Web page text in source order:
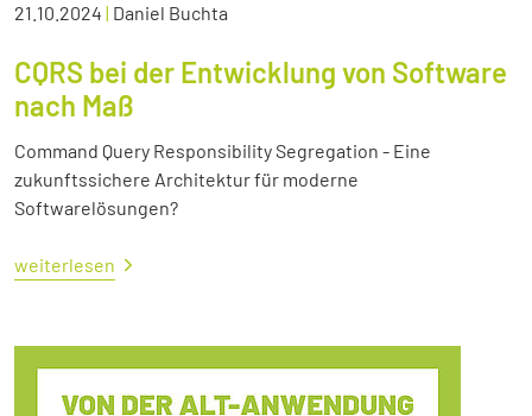
21.10.2024 | Daniel Buchta
CQRS bei der Entwicklung von Software
nach Maß
Command Query Responsibility Segregation - Eine
zukunftssichere Architektur für moderne
Softwarelösungen?
weiterlesen